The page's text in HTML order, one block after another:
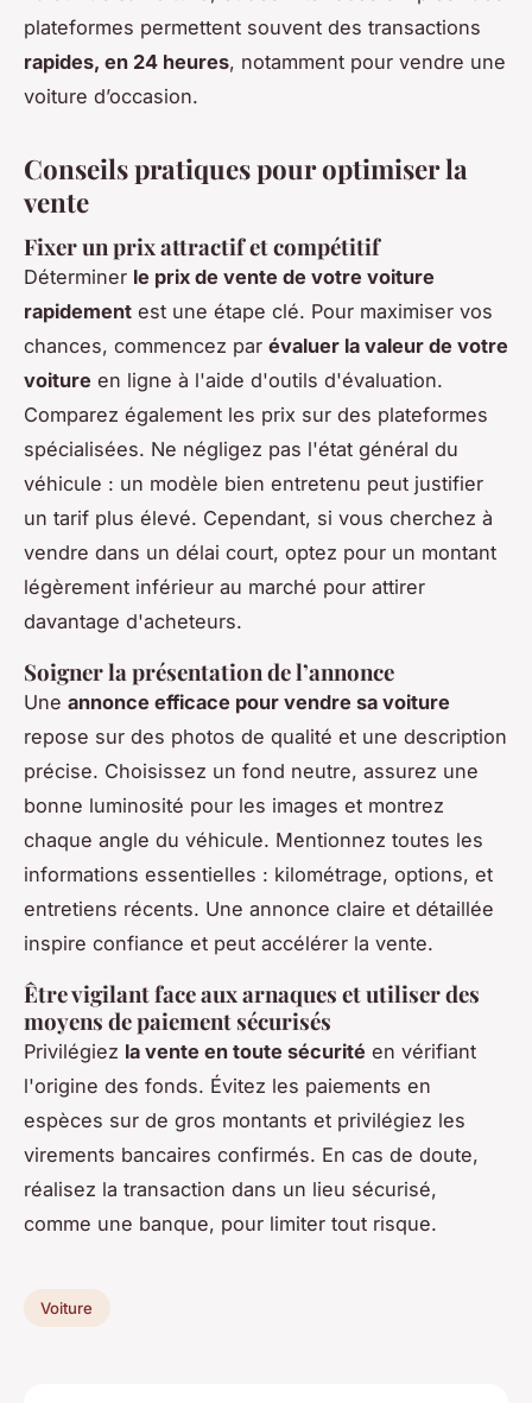
plateformes permettent souvent des transactions
rapides, en 24 heures, notamment pour vendre une
voiture d’occasion.
Conseils pratiques pour optimiser la
vente
Fixer un prix attractif et compétitif
Déterminer le prix de vente de votre voiture
rapidement est une étape clé. Pour maximiser vos
chances, commencez par évaluer la valeur de votre
voiture en ligne à l'aide d'outils d'évaluation.
Comparez également les prix sur des plateformes
spécialisées. Ne négligez pas l'état général du
véhicule : un modèle bien entretenu peut justifier
un tarif plus élevé. Cependant, si vous cherchez à
vendre dans un délai court, optez pour un montant
légèrement inférieur au marché pour attirer
davantage d'acheteurs.
Soigner la présentation de l’annonce
Une annonce efficace pour vendre sa voiture
repose sur des photos de qualité et une description
précise. Choisissez un fond neutre, assurez une
bonne luminosité pour les images et montrez
chaque angle du véhicule. Mentionnez toutes les
informations essentielles : kilométrage, options, et
entretiens récents. Une annonce claire et détaillée
inspire confiance et peut accélérer la vente.
Être vigilant face aux arnaques et utiliser des
moyens de paiement sécurisés
Privilégiez la vente en toute sécurité en vérifiant
l'origine des fonds. Évitez les paiements en
espèces sur de gros montants et privilégiez les
virements bancaires confirmés. En cas de doute,
réalisez la transaction dans un lieu sécurisé,
comme une banque, pour limiter tout risque.
Voiture